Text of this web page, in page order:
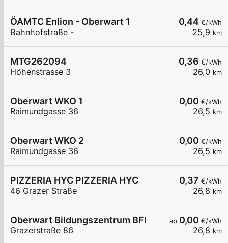
0,44 €/kWh
25,9 km
ÖAMTC Enlion - Oberwart 1
Bahnhofstraße -
0,36 €/kWh
26,0 km
MTG262094
Höhenstrasse 3
0,00 €/kWh
26,5 km
Oberwart WKO 1
Raimundgasse 36
0,00 €/kWh
26,5 km
Oberwart WKO 2
Raimundgasse 36
0,37 €/kWh
26,8 km
PIZZERIA HYC PIZZERIA HYC
46 Grazer Straße
ab 0,00 €/kWh
26,8 km
Oberwart Bildungszentrum BFI
Grazerstraße 86